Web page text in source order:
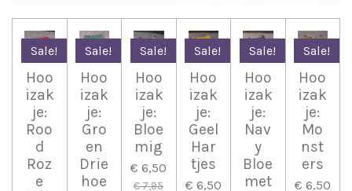
Sale!
Hoo
izak
je:
Roo
d
Roz
e
Sale!
Hoo
izak
je:
Gro
en
Drie
hoe
Sale!
Hoo
izak
je:
Bloe
mig
€ 6,50
€ 7,95
Sale!
Hoo
izak
je:
Geel
Har
tjes
€ 6,50
Sale!
Hoo
izak
je:
Nav
y
Bloe
met
Sale!
Hoo
izak
je:
Mo
nst
ers
€ 6,50